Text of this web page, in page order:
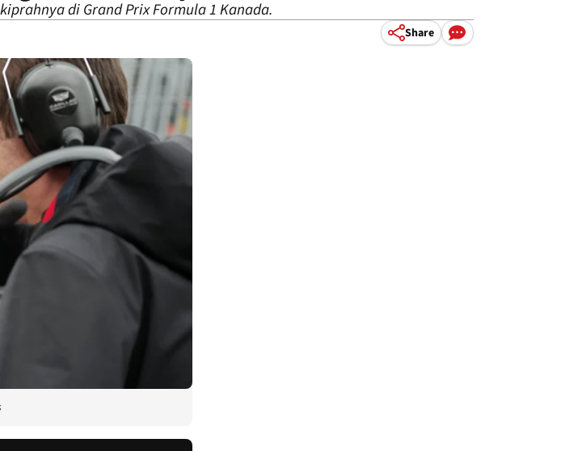
di Grand Prix Formula 1 Kanada.
Share